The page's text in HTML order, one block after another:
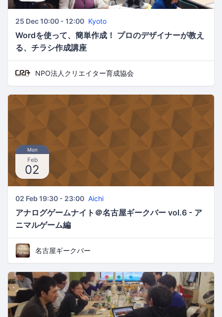
25 Dec 10:00 - 12:00 Kyoto
Wordを使って、簡単作成！ プロのデザイナーが教え
る、チラシ作成講座
NPO法人クリエイター育成協会
Mon
Feb
02
02 Feb 19:30 - 23:00 Aichi
アナログゲームナイト＠名古屋ギークバー vol.6 - ア
ニマルゲーム編
名古屋ギークバー